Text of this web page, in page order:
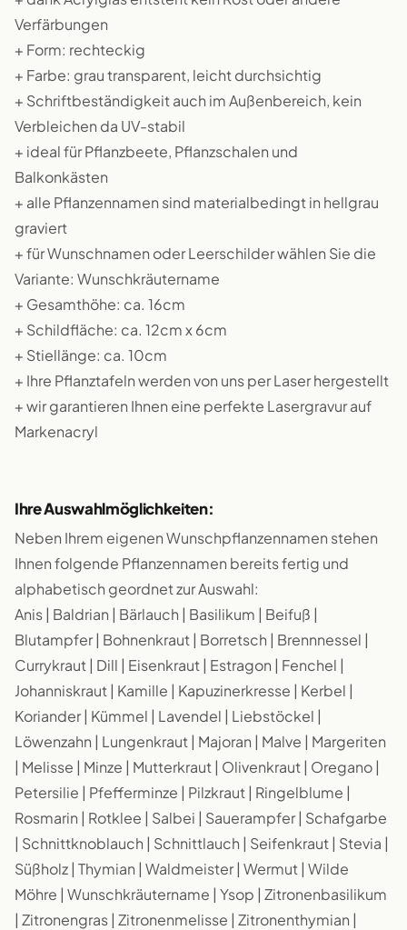
Verfärbungen
+ Form: rechteckig
+ Farbe: grau transparent, leicht durchsichtig
+ Schriftbeständigkeit auch im Außenbereich, kein
Verbleichen da UV-stabil
+ ideal für Pflanzbeete, Pflanzschalen und
Balkonkästen
+ alle Pflanzennamen sind materialbedingt in hellgrau
graviert
+ für Wunschnamen oder Leerschilder wählen Sie die
Variante: Wunschkräutername
+ Gesamthöhe: ca. 16cm
+ Schildfläche: ca. 12cm x 6cm
+ Stiellänge: ca. 10cm
+ Ihre Pflanztafeln werden von uns per Laser hergestellt
+ wir garantieren Ihnen eine perfekte Lasergravur auf
Markenacryl
Ihre Auswahlmöglichkeiten:
Neben Ihrem eigenen Wunschpflanzennamen stehen
Ihnen folgende Pflanzennamen bereits fertig und
alphabetisch geordnet zur Auswahl:
Anis | Baldrian | Bärlauch | Basilikum | Beifuß |
Blutampfer | Bohnenkraut | Borretsch | Brennnessel |
Currykraut | Dill | Eisenkraut | Estragon | Fenchel |
Johanniskraut | Kamille | Kapuzinerkresse | Kerbel |
Koriander | Kümmel | Lavendel | Liebstöckel |
Löwenzahn | Lungenkraut | Majoran | Malve | Margeriten
| Melisse | Minze | Mutterkraut | Olivenkraut | Oregano |
Petersilie | Pfefferminze | Pilzkraut | Ringelblume |
Rosmarin | Rotklee | Salbei | Sauerampfer | Schafgarbe
| Schnittknoblauch | Schnittlauch | Seifenkraut | Stevia |
Süßholz | Thymian | Waldmeister | Wermut | Wilde
Möhre | Wunschkräutername | Ysop | Zitronenbasilikum
| Zitronengras | Zitronenmelisse | Zitronenthymian |